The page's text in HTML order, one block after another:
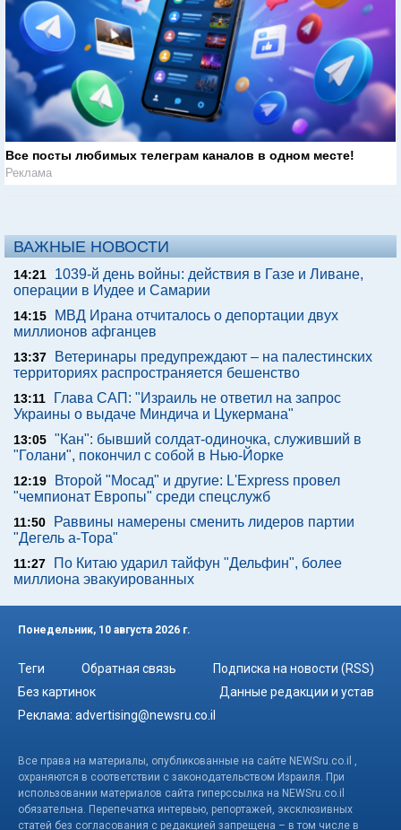
Все посты любимых телеграм каналов в одном месте!
Реклама
ВАЖНЫЕ НОВОСТИ
14:21
1039-й день войны: действия в Газе и Ливане,
операции в Иудее и Самарии
14:15
МВД Ирана отчиталось о депортации двух
миллионов афганцев
13:37
Ветеринары предупреждают – на палестинских
территориях распространяется бешенство
13:11
Глава САП: "Израиль не ответил на запрос
Украины о выдаче Миндича и Цукермана"
13:05 "Кан": бывший солдат-одиночка, служивший в
"Голани", покончил с собой в Нью-Йорке
12:19
Второй "Мосад" и другие: L'Express провел
"чемпионат Европы" среди спецслужб
11:50
Раввины намерены сменить лидеров партии
"Дегель а-Тора"
11:27
По Китаю ударил тайфун "Дельфин", более
миллиона эвакуированных
Понедельник, 10 августа 2026 г.
Теги Обратная связь
Подписка на новости (RSS)
Без картинок
Данные редакции и устав
Реклама: advertising@newsru.co.il
Все права на материалы, опубликованные на сайте NEWSru.co.il ,
охраняются в соответствии с законодательством Израиля. При
использовании материалов сайта гиперссылка на NEWSru.co.il
обязательна. Перепечатка интервью, репортажей, эксклюзивных
статей без согласования с редакцией запрещена – в том числе в